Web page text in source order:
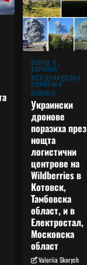
ВОЙНА В
УКРАЙНА
МЕЖДУНАРОДНА
ПОЛИТИКА
НОВИНИ
Украински
дронове
поразиха през
нощта
логистични
центрове на
Wildberries в
Котовск,
Тамбовска
област, и в
Електростал,
Московска
област
Valeriia Skorych